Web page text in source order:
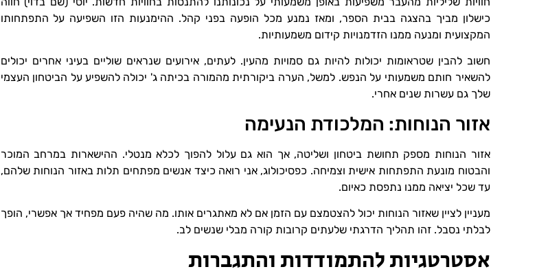
כישלון מביך בהצגה בבית הספר, ומאז נמנע מכל הופעה בפני קהל. ההימנעות הזו השפיעה על התפתחותו
המקצועית ומנעה ממנו הזדמנויות קידום משמעותיות.
חשוב להבין שטראומות יכולות להיות גם סמויות מהעין. לעתים, אירועים שנראים שוליים בעיני אחרים יכולים
להשאיר חותם משמעותי על הנפש. למשל, הערה ביקורתית מהמורה בכיתה ג' יכולה להשפיע על הביטחון העצמי
שלך גם עשרות שנים אחרי.
אזור הנוחות: המלכודת הנעימה
אזור הנוחות מספק תחושת ביטחון ושליטה, אך הוא גם עלול להפוך לכלא מנטלי. ההישארות במרחב המוכר
והבטוח מונעת התפתחות אישית וצמיחה. כפסיכולוג, אני רואה כיצד אנשים מפתחים תלות באזור הנוחות שלהם,
עד שכל יציאה ממנו נתפסת כאיום.
מעניין לציין שאזור הנוחות יכול להצטמצם עם הזמן אם לא מאתגרים אותו. מה שהיה פעם מפחיד אך אפשרי, הופך
לבלתי נסבל. זהו תהליך הדרגתי שלעתים קרובות קורה מבלי שנשים לב.
אסטרטגיות להתמודדות והתגברות